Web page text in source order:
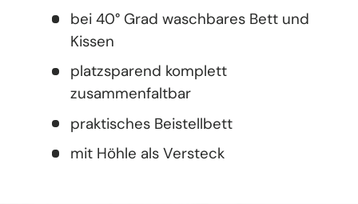
bei 40° Grad waschbares Bett und
Kissen
platzsparend komplett
zusammenfaltbar
praktisches Beistellbett
mit Höhle als Versteck